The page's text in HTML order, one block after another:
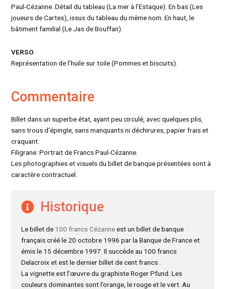
Paul-Cézanne. Détail du tableau (La mer à l’Estaque). En bas (Les
joueurs de Cartes), issus du tableau du même nom. En haut, le
bâtiment familial (Le Jas de Bouffan).
VERSO
Représentation de l’huile sur toile (Pommes et biscuits).
Commentaire
Billet dans un superbe état, ayant peu circulé, avec quelques plis,
sans trous d’épingle, sans manquants ni déchirures, papier frais et
craquant.
Filigrane: Portrait de Francs Paul-Cézanne.
Les photographies et visuels du billet de banque présentées sont à
caractère contractuel.
Historique
Le billet de 100 francs Cézanneest un billet de banque
français créé le 20 octobre 1996 par la Banque de France et
émis le 15 décembre 1997. Il succède au 100 francs
Delacroix et est le dernier billet de cent francs .
La vignette est l’œuvre du graphiste Roger Pfund. Les
couleurs dominantes sont l’orange, le rouge et le vert. Au